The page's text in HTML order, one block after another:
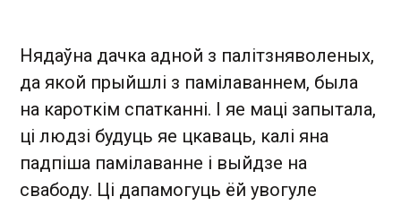
Нядаўна дачка адной з палітзняволеных,
да якой прыйшлі з памілаваннем, была
на кароткім спатканні. І яе маці запытала,
ці людзі будуць яе цкаваць, калі яна
падпіша памілаванне і выйдзе на
свабоду. Ці дапамогуць ёй увогуле